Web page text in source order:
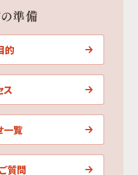
準備
的
ス
一覧
質問